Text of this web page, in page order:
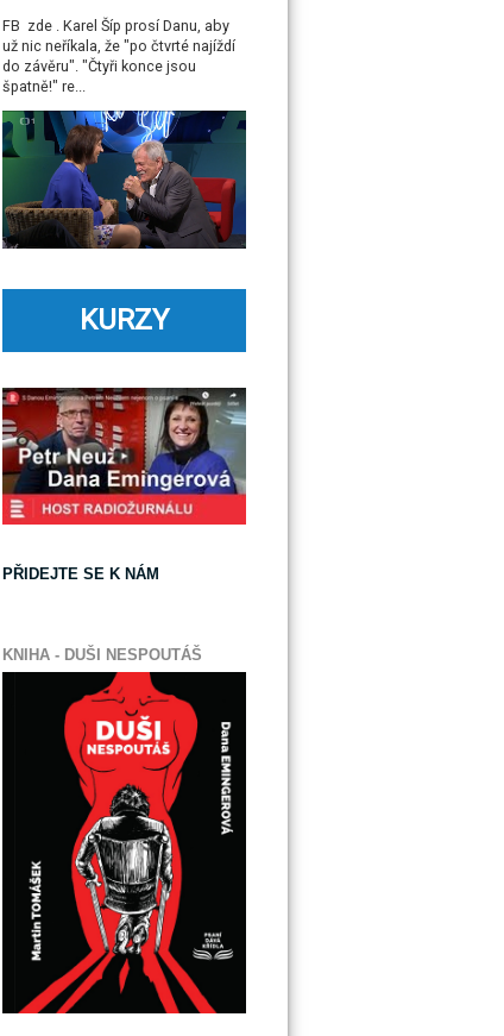
FB zde . Karel Šíp prosí Danu, aby
už nic neříkala, že "po čtvrté najíždí
do závěru". "Čtyři konce jsou
špatně!" re...
KURZY
PŘIDEJTE SE K NÁM
KNIHA - DUŠI NESPOUTÁŠ